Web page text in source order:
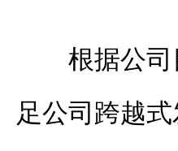
根据公
足公司跨越